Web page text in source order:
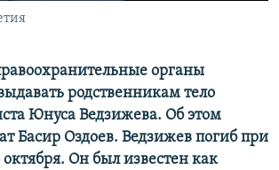
органы
родственникам тело
Юнуса Ведзижева. Об этом
Басир Оздоев. Ведзижев погиб при
Он был известен как